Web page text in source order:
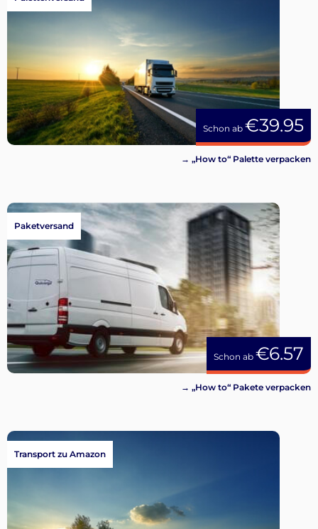
Schon ab €39.95
→ „How to“ Palette verpacken
Schon ab €6.57
Paketversand
→ „How to“ Pakete verpacken
Transport zu Amazon